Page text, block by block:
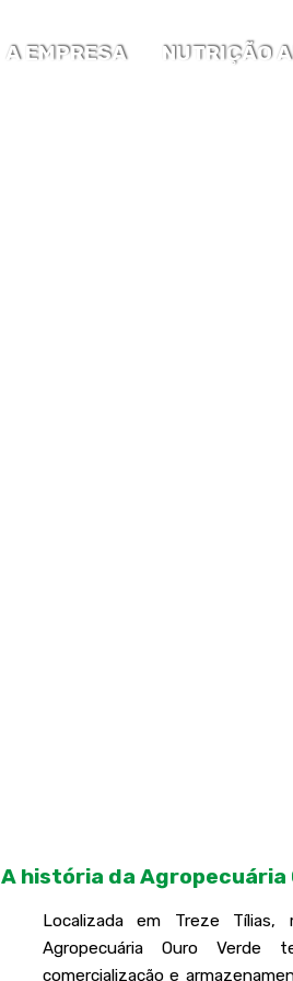
A EMPRESA NUTRIÇÃO
A história da Agropecuária
Localizada em Treze
Agropecuária Ouro Verde
comercialização e